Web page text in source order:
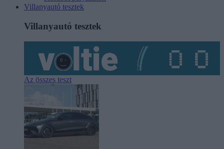
Villanyautó tesztek
Villanyautó tesztek
Az összes teszt